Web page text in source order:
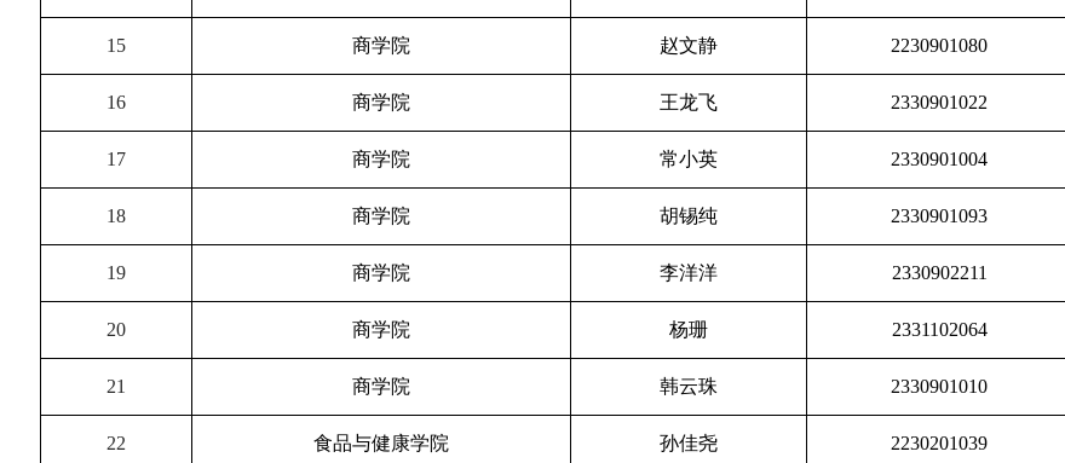
15 商学院 赵文静 2230901080
16 商学院 王龙飞 2330901022
17 商学院 常小英 2330901004
18 商学院 胡锡纯 2330901093
19 商学院 李洋洋 2330902211
20 商学院 杨珊 2331102064
21 商学院 韩云珠 2330901010
22 食品与健康学院 孙佳尧 2230201039